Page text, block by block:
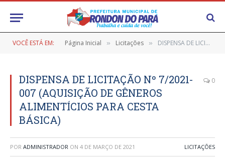
VOCÊ ESTÁ EM: Página Inicial » Licitações » DISPENSA DE LICITAÇÃO Nº 7/2021-007 (AQUISIÇÃO DE GÊNEROS ALIMENTÍCIOS PARA CESTA BÁSICA)
DISPENSA DE LICITAÇÃO Nº 7/2021-
007 (AQUISIÇÃO DE GÊNEROS
ALIMENTÍCIOS PARA CESTA
BÁSICA)
0
POR ADMINISTRADOR ON 4 DE MARÇO DE 2021 LICITAÇÕES